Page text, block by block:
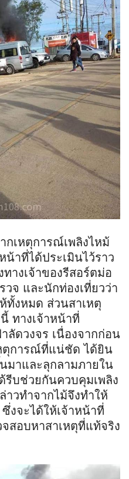
กเหตุการณ์เพลิงไหม้
น้าที่ได้ประเมินไว้ราว
างเจ้าของรีสอร์ตม่อ
จ และนักท่องเที่ยวว่า
ทั้งหมด ส่วนสาเหตุ
ทางเจ้าหน้าที่
ลัดวงจร เนื่องจากก่อน
ตุการณ์ที่แน่ชัด ได้ยิน
มาและลุกลามภายใน
รีบช่วยกันควบคุมเพลิง
าวทำจากไม้จึงทำให้
งจะได้ให้เจ้าหน้าที่
สอบหาสาเหตุที่แท้จริง